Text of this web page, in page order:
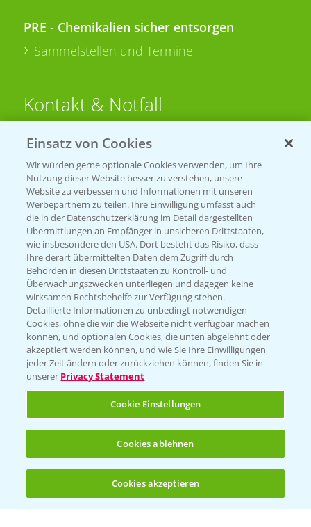
(noch 4)
PRE - Chemikalien sicher entsorgen
Sammelstellen und Termine
Kontakt & Notfall
Beratung auf WhatsApp
T.+49 (0)174 346 564 1
KONTAKT
Hilfe in Notfällen
T.+49 (0)214/30-20220
Folgen Sie uns
Allgemeine Nutzungsbedingungen
Datenschutzerklärung
Einsatz von Cookies
Wir würden gerne optionale Cookies verwenden, um Ihre
Nutzung dieser Website besser zu verstehen, unsere
Website zu verbessern und Informationen mit unseren
Werbepartnern zu teilen. Ihre Einwilligung umfasst auch
die in der Datenschutzerklärung im Detail dargestellten
Übermittlungen an Empfänger in unsicheren Drittstaaten,
wie insbesondere den USA. Dort besteht das Risiko, dass
Ihre derart übermittelten Daten dem Zugriff durch
Behörden in diesen Drittstaaten zu Kontroll- und
Überwachungszwecken unterliegen und dagegen keine
wirksamen Rechtsbehelfe zur Verfügung stehen.
Detaillierte Informationen zu unbedingt notwendigen
Cookies, ohne die wir die Webseite nicht verfügbar machen
können, und optionalen Cookies, die unten abgelehnt oder
akzeptiert werden können, und wie Sie Ihre Einwilligungen
jeder Zeit ändern oder zurückziehen können, finden Sie in
unserer Privacy Statement
Cookie Einstellungen
Cookies ablehnen
Cookies akzeptieren